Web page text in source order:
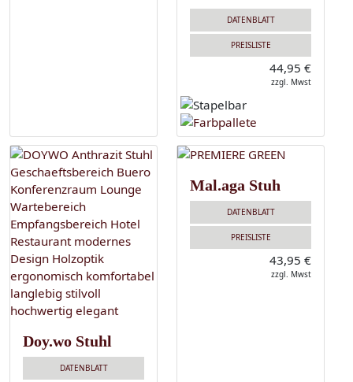
DATENBLATT
PREISLISTE
44,95 €
zzgl. Mwst
Doy.wo Stuhl
DATENBLATT
Mal.aga Stuh
DATENBLATT
PREISLISTE
43,95 €
zzgl. Mwst